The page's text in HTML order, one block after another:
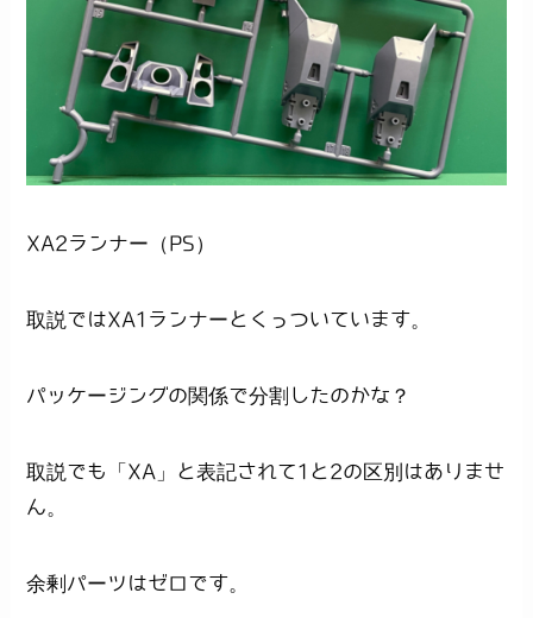
XA2ランナー（PS）
取説ではXA1ランナーとくっついています。
パッケージングの関係で分割したのかな？
取説でも「XA」と表記されて1と2の区別はありませ
ん。
余剰パーツはゼロです。